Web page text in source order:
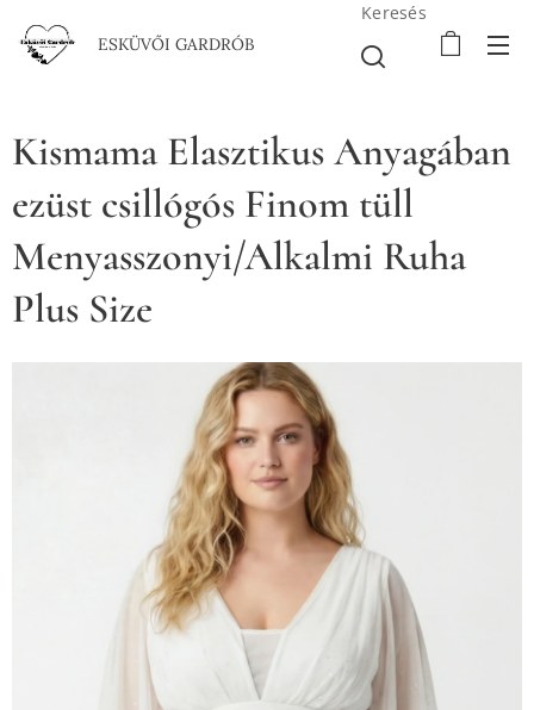
ESKÜVŐI GARDRÓB
Keresés
Kismama Elasztikus Anyagában
ezüst csillógós Finom tüll
Menyasszonyi/Alkalmi Ruha
Plus Size